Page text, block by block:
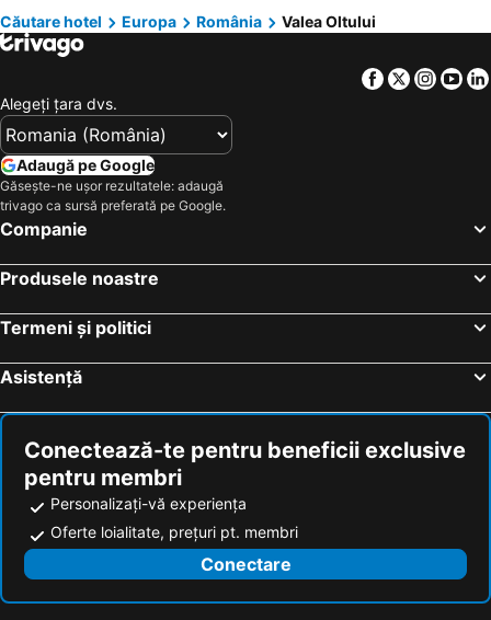
Hoteluri Sithonia
Hoteluri Italia
Hoteluri Croaţia
Hoteluri Coasta croată
Hoteluri Austria
Hoteluri Maldive
Hoteluri Bulgaria
Hoteluri Spania
Hoteluri Mallorca
Căutare hotel Europa România Valea Oltului
Facebook
Twitter
Alegeţi ţara dvs.
Adaugă pe Google
Găsește-ne ușor rezultatele: adaugă
trivago ca sursă preferată pe Google.
Companie
Produsele noastre
Termeni și politici
Asistență
Conectează-te pentru beneficii exclusive
pentru membri
Personalizați-vă experiența
Oferte loialitate, prețuri pt. membri
Conectare